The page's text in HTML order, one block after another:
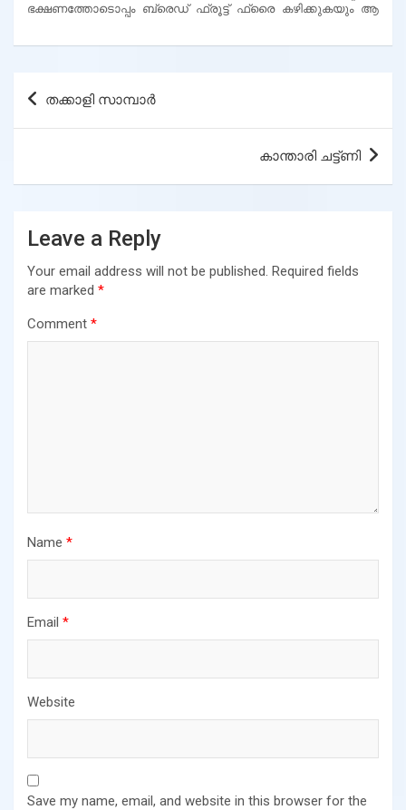
ഭക്ഷണത്തോടൊപ്പം ബ്രെഡ് ഫ്രൂട്ട് ഫ്രൈ കഴിക്കുകയും
Post
navigation
തക്കാളി സാമ്പാർ
കാന്താരി ചട്ട്ണി
Leave a Reply
Your email address will not be published. Required fields
are marked *
Comment *
Name *
Email *
Website
Save my name, email, and website in this browser for the